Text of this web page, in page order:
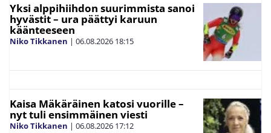
Yksi alppihiihdon suurimmista sanoi
hyvästit – ura päättyi karuun
käänteeseen
Niko Tikkanen | 06.08.2026 18:15
Kaisa Mäkäräinen katosi vuorille –
nyt tuli ensimmäinen viesti
Niko Tikkanen | 06.08.2026 17:12